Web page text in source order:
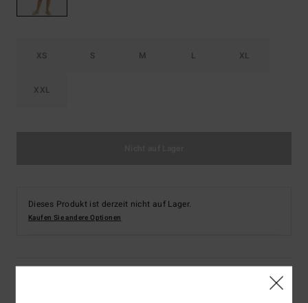
XS S M L XL
XXL
Dieses Produkt ist derzeit nicht auf Lager.
Kaufen Sie andere Optionen